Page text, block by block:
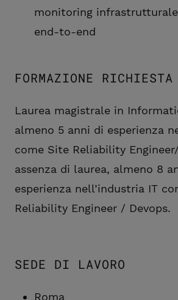
monitoring
end-to-end
FORMAZIONE RICHIESTA
Laurea magistrale in
almeno 5 anni di esperienza
come Site Reliability
assenza di laurea, almeno 8
esperienza nell’industria IT
Reliability Engineer / Devops.
SEDE DI LAVORO
Roma